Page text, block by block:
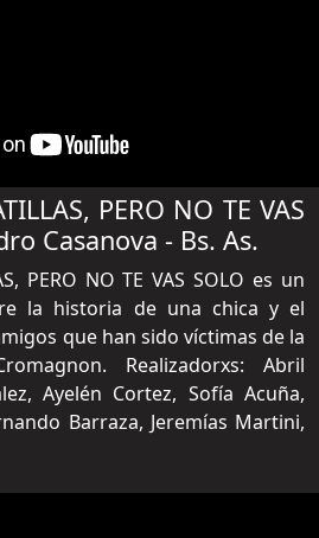
PERO NO TE VAS
Casanova - Bs. As.
PERO NO TE VAS SOLO es un
la historia de una chica y el
que han sido víctimas de la
Realizadorxs: Abril
Ayelén Cortez, Sofía Acuña,
Barraza, Jeremías Martini,